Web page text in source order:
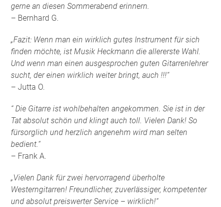
gerne an diesen Sommerabend erinnern.
– Bernhard G.
„Fazit: Wenn man ein wirklich gutes Instrument für sich
finden möchte, ist Musik Heckmann die allererste Wahl.
Und wenn man einen ausgesprochen guten Gitarrenlehrer
sucht, der einen wirklich weiter bringt, auch !!!“
– Jutta O.
“ Die Gitarre ist wohlbehalten angekommen. Sie ist in der
Tat absolut schön und klingt auch toll. Vielen Dank! So
fürsorglich und herzlich angenehm wird man selten
bedient.“
– Frank A.
„Vielen Dank für zwei hervorragend überholte
Westerngitarren! Freundlicher, zuverlässiger, kompetenter
und absolut preiswerter Service – wirklich!“